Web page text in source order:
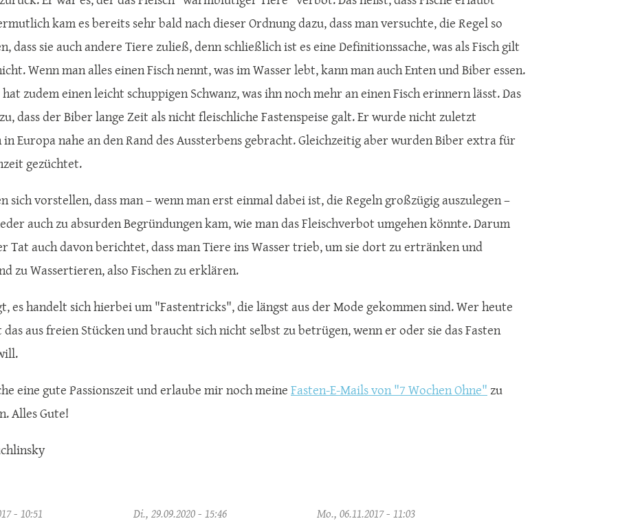
kam es bereits sehr bald nach dieser Ordnung dazu, dass man versuchte, die Regel so
dass sie auch andere Tiere zuließ, denn schließlich ist es eine Definitionssache, was als Fisch gilt
Wenn man alles einen Fisch nennt, was im Wasser lebt, kann man auch Enten und Biber essen.
zudem einen leicht schuppigen Schwanz, was ihn noch mehr an einen Fisch erinnern lässt. Das
dass der Biber lange Zeit als nicht fleischliche Fastenspeise galt. Er wurde nicht zuletzt
in Europa nahe an den Rand des Aussterbens gebracht. Gleichzeitig aber wurden Biber extra für
gezüchtet.
sich vorstellen, dass man – wenn man erst einmal dabei ist, die Regeln großzügig auszulegen –
auch zu absurden Begründungen kam, wie man das Fleischverbot umgehen könnte. Darum
Tat auch davon berichtet, dass man Tiere ins Wasser trieb, um sie dort zu ertränken und
zu Wassertieren, also Fischen zu erklären.
es handelt sich hierbei um "Fastentricks", die längst aus der Mode gekommen sind. Wer heute
aus freien Stücken und braucht sich nicht selbst zu betrügen, wenn er oder sie das Fasten
eine gute Passionszeit und erlaube mir noch meineFasten-E-Mails von "7 Wochen Ohne"zu
Alles Gute!
- 10:51 Di., 29.09.2020 - 15:46 Mo., 06.11.2017 - 11:03